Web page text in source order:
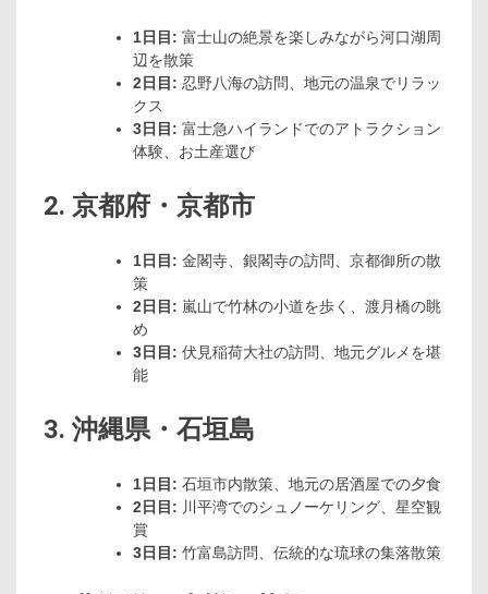
1日目: 富士山の絶景を楽しみながら河口湖周
辺を散策
2日目: 忍野八海の訪問、地元の温泉でリラッ
クス
3日目: 富士急ハイランドでのアトラクション
体験、お土産選び
2. 京都府・京都市
1日目: 金閣寺、銀閣寺の訪問、京都御所の散
策
2日目: 嵐山で竹林の小道を歩く、渡月橋の眺
め
3日目: 伏見稲荷大社の訪問、地元グルメを堪
能
3. 沖縄県・石垣島
1日目: 石垣市内散策、地元の居酒屋での夕食
2日目: 川平湾でのシュノーケリング、星空観
賞
3日目: 竹富島訪問、伝統的な琉球の集落散策